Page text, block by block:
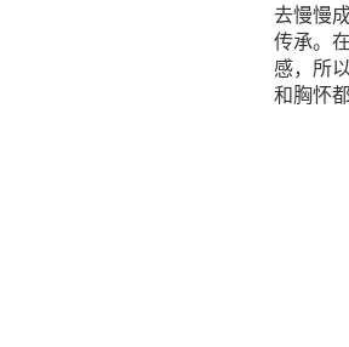
去慢慢
传承。
感，所
和胸怀